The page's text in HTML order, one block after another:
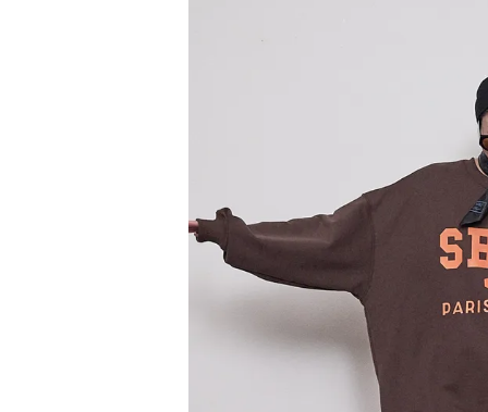
#MARGAUX VINTAGE
#M53.
CHECKED ITEM